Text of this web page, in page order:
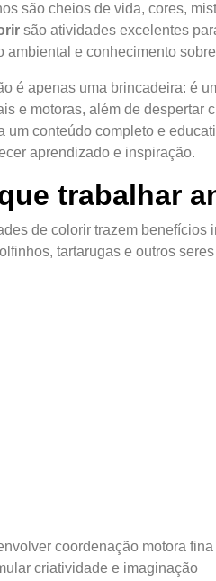
são cheios de vida, cores,
são atividades excelentes
ambiental e conhecimento
é apenas uma brincadeira: é
e motoras, além de despertar
um conteúdo completo e
aprendizado e inspiração.
trabalhar
de colorir trazem benefícios
tartarugas e outros
coordenação motora fina
criatividade e imaginação